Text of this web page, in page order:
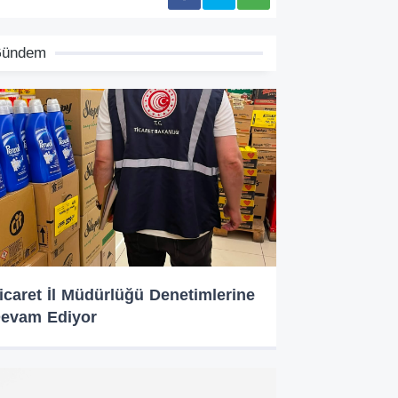
İl Müdürlüğü Denetimlerine
Ediyor